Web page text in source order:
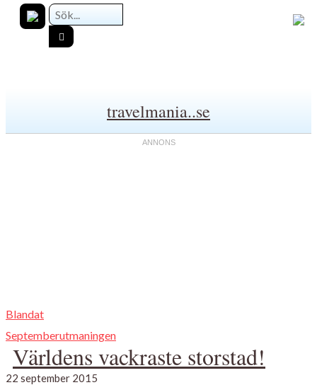
travelmania..se
Blandat
Septemberutmaningen
Världens vackraste storstad!
22 september 2015